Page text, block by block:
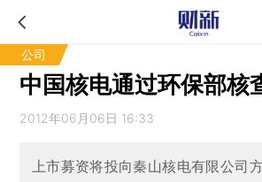
公司
中国核电通过环保部核
2012年06月06日 16:33
上市募资将投向秦山核电有限公司